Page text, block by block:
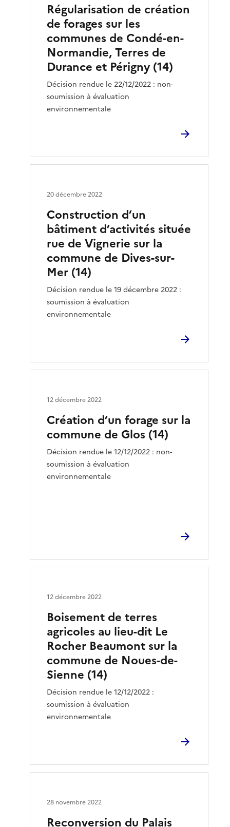
Régularisation de création
de forages sur les
communes de Condé-en-
Normandie, Terres de
Durance et Périgny (14)
Décision rendue le 22/12/2022 : non-
soumission à évaluation
environnementale
Construction d’un
bâtiment d’activités située
rue de Vignerie sur la
commune de Dives-sur-
Mer (14)
Décision rendue le 19 décembre 2022 :
soumission à évaluation
environnementale
20 décembre 2022
Création d’un forage sur la
commune de Glos (14)
Décision rendue le 12/12/2022 : non-
soumission à évaluation
environnementale
12 décembre 2022
Boisement de terres
agricoles au lieu-dit Le
Rocher Beaumont sur la
commune de Noues-de-
Sienne (14)
Décision rendue le 12/12/2022 :
soumission à évaluation
environnementale
12 décembre 2022
Reconversion du Palais
28 novembre 2022